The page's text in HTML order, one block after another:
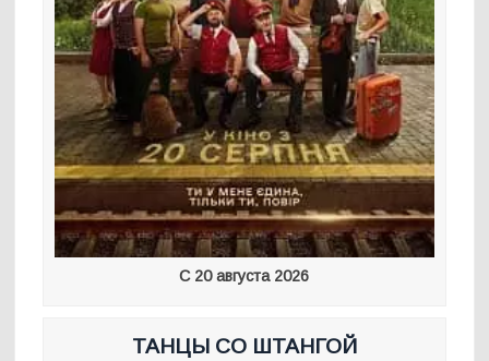
С 20 августа 2026
ТАНЦЫ СО ШТАНГОЙ